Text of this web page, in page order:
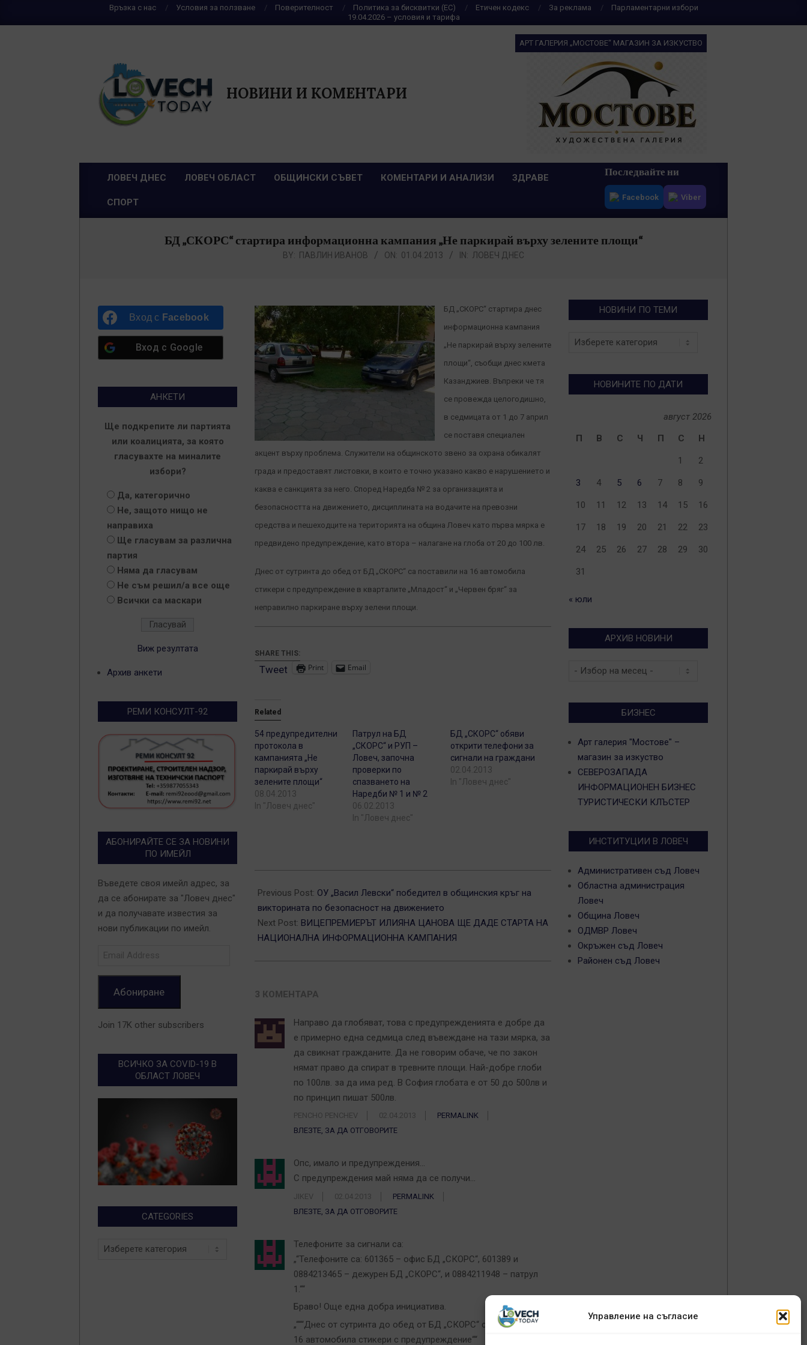
Управление на съгласие
Връзка с нас Условия за ползване Поверителност Политика за бисквитки (ЕС) Етичен кодекс За реклама
Парламентарни избори
19.04.2026 – условия и тарифа
НОВИНИ И КОМЕНТАРИ
АРТ ГАЛЕРИЯ „МОСТОВЕ“ МАГАЗИН ЗА ИЗКУСТВО
Primary
ЛОВЕЧ ДНЕС ЛОВЕЧ ОБЛАСТ ОБЩИНСКИ СЪВЕТ КОМЕНТАРИ И АНАЛИЗИ ЗДРАВЕ
СПОРТ
Последвайте ни
Facebook Viber
БД „СКОРС“ стартира информационна кампания „Не паркирай върху зелените площи“
BY: ПАВЛИН ИВАНОВ ON: 01.04.2013 IN: ЛОВЕЧ ДНЕС
БД „СКОРС“ стартира днес
информационна кампания
„Не паркирай върху зелените
площи“, съобщи днес кмета
Казанджиев. Въпреки че тя
се провежда целогодишно,
в седмицата от 1 до 7 април
се поставя специален
акцент върху проблема. Служители на общинското звено за охрана обикалят
града и предоставят листовки, в които е точно указано какво е нарушението и
каква е санкцията за него. Според Наредба № 2 за организацията и
безопасността на движението, дисциплината на водачите на превозни
средства и пешеходците на територията на община Ловеч като първа мярка е
предвидено предупреждение, като втора – налагане на глоба от 20 до 100 лв.
Днес от сутринта до обед от БД „СКОРС“ са поставили на 16 автомобила
стикери с предупреждение в кварталите „Младост“ и „Червен бряг“ за
неправилно паркиране върху зелени площи.
SHARE THIS:
Tweet Print Email
Related
54 предупредителни
протокола в
кампанията „Не
паркирай върху
зелените площи“
08.04.2013
In "Ловеч днес"
Патрул на БД
„СКОРС“ и РУП –
Ловеч, започна
проверки по
спазването на
Наредби № 1 и № 2
06.02.2013
In "Ловеч днес"
БД „СКОРС“ обяви
открити телефони за
сигнали на граждани
02.04.2013
In "Ловеч днес"
04-
01
Previous Post: ОУ „Васил Левски“ победител в общинския кръг на
викторината по безопасност на движението
Next Post: ВИЦЕПРЕМИЕРЪТ ИЛИЯНА ЦАНОВА ЩЕ ДАДЕ СТАРТА НА
НАЦИОНАЛНА ИНФОРМАЦИОННА КАМПАНИЯ
3 КОМЕНТАРА
Направо да глобяват, това с предупрежденията е добре да
е примерно една седмица след въвеждане на тази мярка, за
да свикнат гражданите. Да не говорим обаче, че по закон
нямат право да спират в тревните площи. Най-добре глоби
по 100лв. за да има ред. В София глобата е от 50 до 500лв и
по принцип пишат 500лв.
PENCHO PENCHEV 02.04.2013
PERMALINK
ВЛЕЗТЕ, ЗА ДА ОТГОВОРИТЕ
Опс, имало и предупреждения…
С предупреждения май няма да се получи…
JIKEV 02.04.2013
PERMALINK
ВЛЕЗТЕ, ЗА ДА ОТГОВОРИТЕ
Телефоните за сигнали са:
„“Телефоните са: 601365 – офис БД „СКОРС“, 601389 и
0884213465 – дежурен БД „СКОРС“, и 0884211948 – патрул
1.““
Браво! Още една добра инициатива.
„“““Днес от сутринта до обед от БД „СКОРС“ са поставили на
16 автомобила стикери с предупреждение““
Вход с Facebook
Вход с Google
АНКЕТИ
Ще подкрепите ли партията
или коалицията, за която
гласувахте на миналите
избори?
Да, категорично
Не, защото нищо не
направиха
Ще гласувам за различна
партия
Няма да гласувам
Не съм решил/а все още
Всички са маскари
Виж резултата
Архив анкети
РЕМИ КОНСУЛТ-92
АБОНИРАЙТЕ СЕ ЗА НОВИНИ
ПО ИМЕЙЛ
Въведете своя имейл адрес, за
да се абонирате за "Ловеч днес"
и да получавате известия за
нови публикации по имейл.
Абониране
Join 17K other subscribers
ВСИЧКО ЗА COVID-19 В
ОБЛАСТ ЛОВЕЧ
CATEGORIES
Categories
НОВИНИ ПО ТЕМИ
Новини
НОВИНИТЕ ПО ДАТИ
август 2026
П
В С Ч П С Н
1 2
3 4 5 6 7 8 9
10 11 12 13 14 15 16
17 18 19 20 21 22 23
24 25 26 27 28 29 30
31
« юли
АРХИВ НОВИНИ
Архив
БИЗНЕС
Арт галерия "Мостове" –
магазин за изкуство
СЕВЕРОЗАПАДА
ИНФОРМАЦИОНЕН БИЗНЕС
ТУРИСТИЧЕСКИ КЛЪСТЕР
ИНСТИТУЦИИ В ЛОВЕЧ
Административен съд Ловеч
Областна администрация
Ловеч
Община Ловеч
ОДМВР Ловеч
Окръжен съд Ловеч
Районен съд Ловеч